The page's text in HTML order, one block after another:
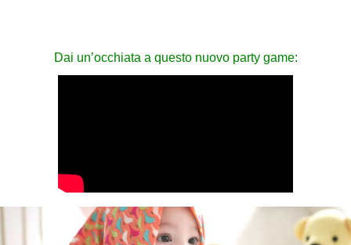
Dai un’occhiata a questo nuovo party game: